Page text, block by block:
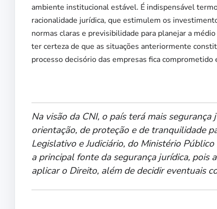
ambiente institucional estável. É indispensável
racionalidade jurídica, que estimulem os
normas claras e previsibilidade para planejar a
ter certeza de que as situações anteriormente
processo decisório das empresas fica
Na visão da CNI, o país terá mais
orientação, de proteção e de tranquilidade
Legislativo e Judiciário, do Ministério
a principal fonte da segurança jurídica, pois
aplicar o Direito, além de decidir eventuais